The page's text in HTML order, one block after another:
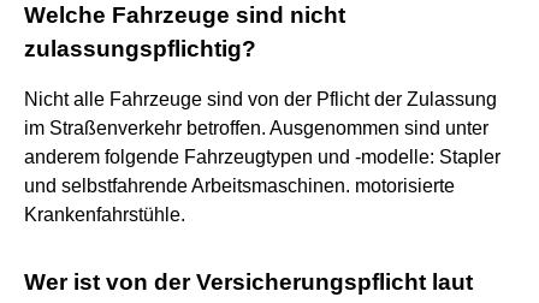
Welche Fahrzeuge sind nicht
zulassungspflichtig?
Nicht alle Fahrzeuge sind von der Pflicht der Zulassung
im Straßenverkehr betroffen. Ausgenommen sind unter
anderem folgende Fahrzeugtypen und -modelle: Stapler
und selbstfahrende Arbeitsmaschinen. motorisierte
Krankenfahrstühle.
Wer ist von der Versicherungspflicht laut